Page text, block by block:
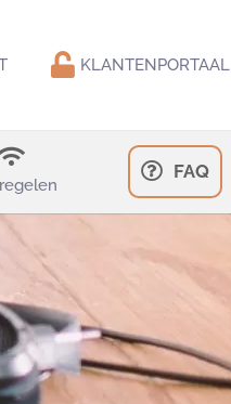
KLANTENPORTAAL
FAQ